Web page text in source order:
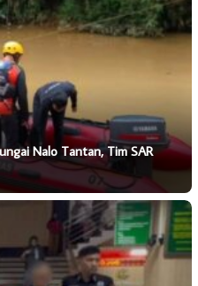
Nalo Tantan, Tim SAR